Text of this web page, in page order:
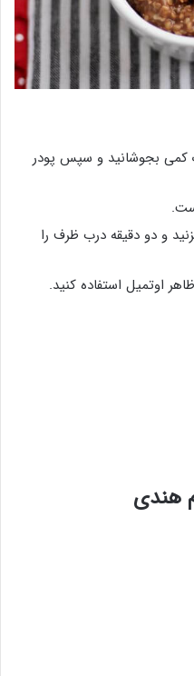
کمی بجوشانید و سپس پودر
و دو دقیقه درب ظرف را
اوتمیل استفاده کنید.